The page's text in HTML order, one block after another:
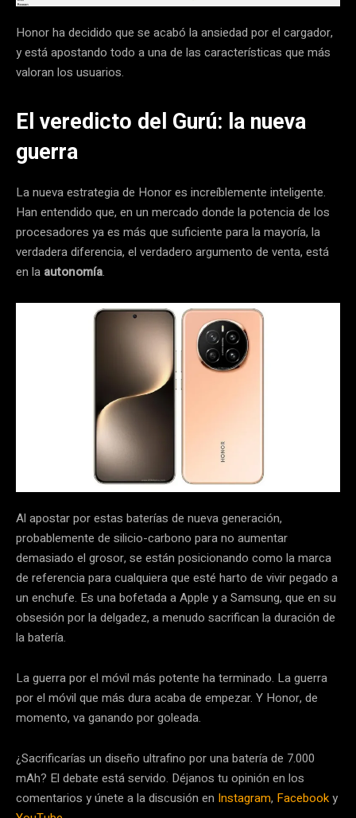
Honor ha decidido que se acabó la ansiedad por el cargador,
y está apostando todo a una de las características que más
valoran los usuarios.
El veredicto del Gurú: la nueva
guerra
La nueva estrategia de Honor es increíblemente inteligente.
Han entendido que, en un mercado donde la potencia de los
procesadores ya es más que suficiente para la mayoría, la
verdadera diferencia, el verdadero argumento de venta, está
en la autonomía.
Al apostar por estas baterías de nueva generación,
probablemente de silicio-carbono para no aumentar
demasiado el grosor, se están posicionando como la marca
de referencia para cualquiera que esté harto de vivir pegado a
un enchufe. Es una bofetada a Apple y a Samsung, que en su
obsesión por la delgadez, a menudo sacrifican la duración de
la batería.
La guerra por el móvil más potente ha terminado. La guerra
por el móvil que más dura acaba de empezar. Y Honor, de
momento, va ganando por goleada.
¿Sacrificarías un diseño ultrafino por una batería de 7.000
mAh? El debate está servido. Déjanos tu opinión en los
comentarios y únete a la discusión en Instagram, Facebooky